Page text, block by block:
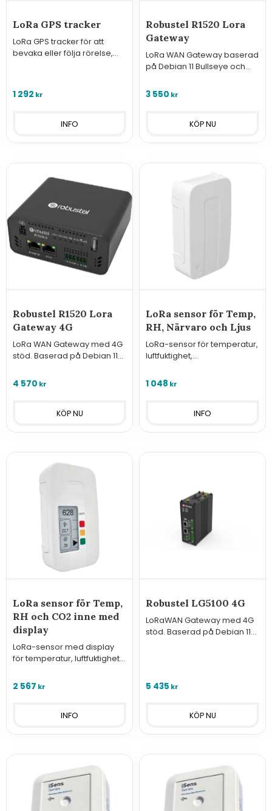
LoRa GPS tracker
LoRa GPS tracker för att
bevaka eller följa rörelse,
1 292 kr
INFO
Robustel R1520 Lora
Gateway
LoRa WAN Gateway baserad
på Debian 11 Bullseye och
Chirpstack LoRa Server
3 550 kr
Robustel R1520 Lora
Gateway 4G
LoRa WAN Gateway med 4G
stöd. Baserad på Debian 11
RobustOS Pro och
4 570 kr
LoRa sensor för Temp,
RH, Närvaro och Ljus
LoRa-sensor för temperatur,
luftfuktighet,
och ljus inne, Small Data
1 048 kr
INFO
LoRa sensor för Temp,
RH och CO2 inne med
display
LoRa-sensor med display
för temperatur, luftfuktighet
2 567 kr
INFO
Robustel LG5100 4G
LoRaWAN Gateway med 4G
stöd. Baserad på Debian 11
5 435 kr